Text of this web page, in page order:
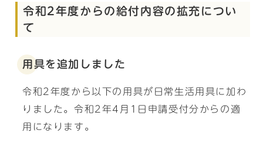
令和2年度からの給付内容の拡充につい
て
用具を追加しました
令和2年度から以下の用具が日常生活用具に加わ
りました。令和2年4月1日申請受付分からの適
用になります。